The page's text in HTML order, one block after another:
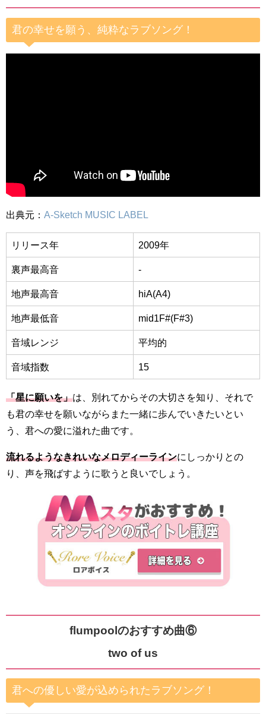
君の幸せを願う、純粋なラブソング！
出典元： A-Sketch MUSIC LABEL
リリース年 2009年
裏声最高音 -
地声最高音 hiA(A4)
地声最低音 mid1F#(F#3)
音域レンジ 平均的
音域指数 15
「星に願いを」は、別れてからその大切さを知り、それで
も君の幸せを願いながらまた一緒に歩んでいきたいとい
う、君への愛に溢れた曲です。
流れるようなきれいなメロディーラインにしっかりとの
り、声を飛ばすように歌うと良いでしょう。
flumpoolのおすすめ曲⑥
two of us
君への優しい愛が込められたラブソング！